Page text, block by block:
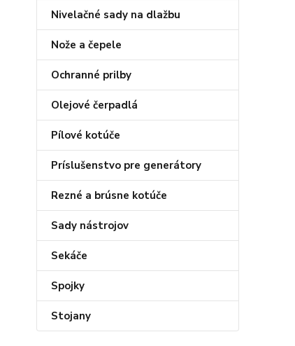
Nivelačné sady na dlažbu
Nože a čepele
Ochranné prilby
Olejové čerpadlá
Pílové kotúče
Príslušenstvo pre generátory
Rezné a brúsne kotúče
Sady nástrojov
Sekáče
Spojky
Stojany